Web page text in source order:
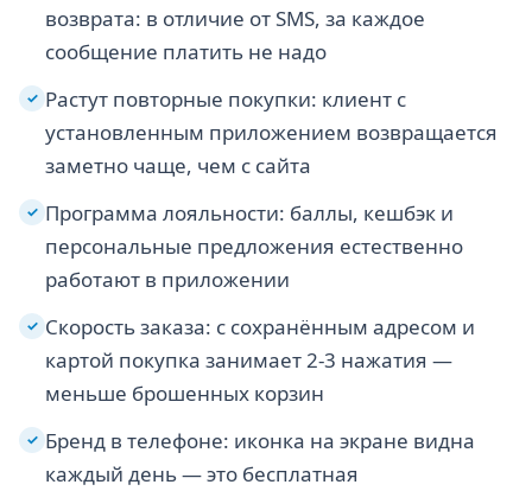
возврата: в отличие от SMS, за каждое
сообщение платить не надо
✓ Растут повторные покупки: клиент с
установленным приложением возвращается
заметно чаще, чем с сайта
✓ Программа лояльности: баллы, кешбэк и
персональные предложения естественно
работают в приложении
✓ Скорость заказа: с сохранённым адресом и
картой покупка занимает 2-3 нажатия —
меньше брошенных корзин
✓ Бренд в телефоне: иконка на экране видна
каждый день — это бесплатная